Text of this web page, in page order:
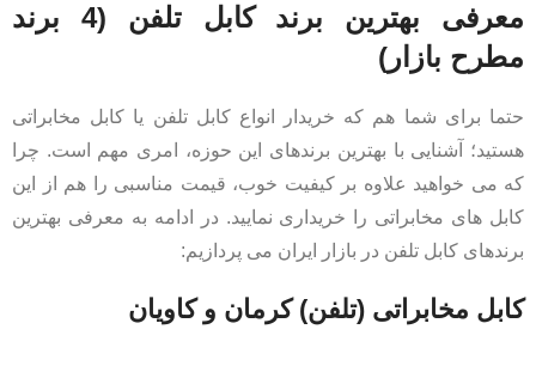
معرفی بهترین برند کابل تلفن (4 برند
مطرح بازار)
حتما برای شما هم که خریدار انواع کابل تلفن یا کابل مخابراتی
هستید؛ آشنایی با بهترین برندهای این حوزه، امری مهم است. چرا
که می خواهید علاوه بر کیفیت خوب، قیمت مناسبی را هم از این
کابل های مخابراتی را خریداری نمایید. در ادامه به معرفی بهترین
برندهای کابل تلفن در بازار ایران می پردازیم:
کابل مخابراتی (تلفن) کرمان و کاویان